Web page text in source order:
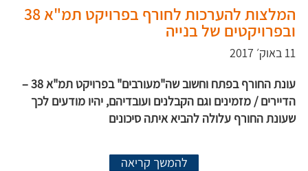
המלצות להערכות לחורף בפרויקט תמ"א 38
ובפרויקטים של בנייה
11 באוק׳ 2017
עונת החורף בפתח וחשוב שה"מעורבים" בפרויקט תמ"א 38 –
הדיירים / מזמינים וגם הקבלנים ועובדיהם, יהיו מודעים לכך
שעונת החורף עלולה להביא איתה סיכונים
להמשך קריאה